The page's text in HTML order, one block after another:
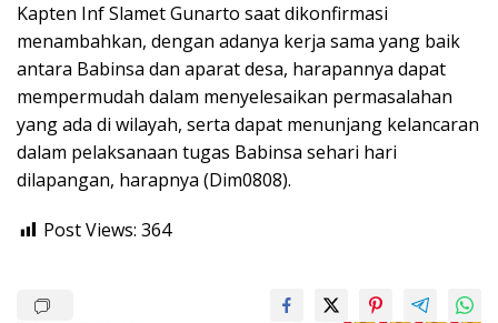
Kapten Inf Slamet Gunarto saat dikonfirmasi
menambahkan, dengan adanya kerja sama yang baik
antara Babinsa dan aparat desa, harapannya dapat
mempermudah dalam menyelesaikan permasalahan
yang ada di wilayah, serta dapat menunjang kelancaran
dalam pelaksanaan tugas Babinsa sehari hari
dilapangan, harapnya (Dim0808).
Post Views: 364